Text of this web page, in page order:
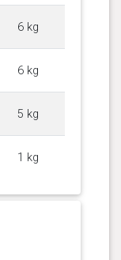
6 kg
6 kg
5 kg
1 kg